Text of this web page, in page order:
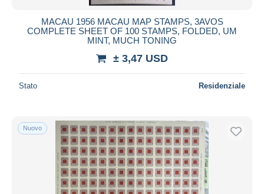
MACAU 1956 MACAU MAP STAMPS, 3AVOS
COMPLETE SHEET OF 100 STAMPS, FOLDED, UM
MINT, MUCH TONING
± 3,47 USD
Stato Residenziale
Nuovo